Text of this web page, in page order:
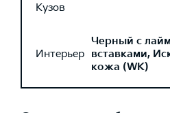
Кузов
Интерьер
Черный с
вставками,
кожа (WK)